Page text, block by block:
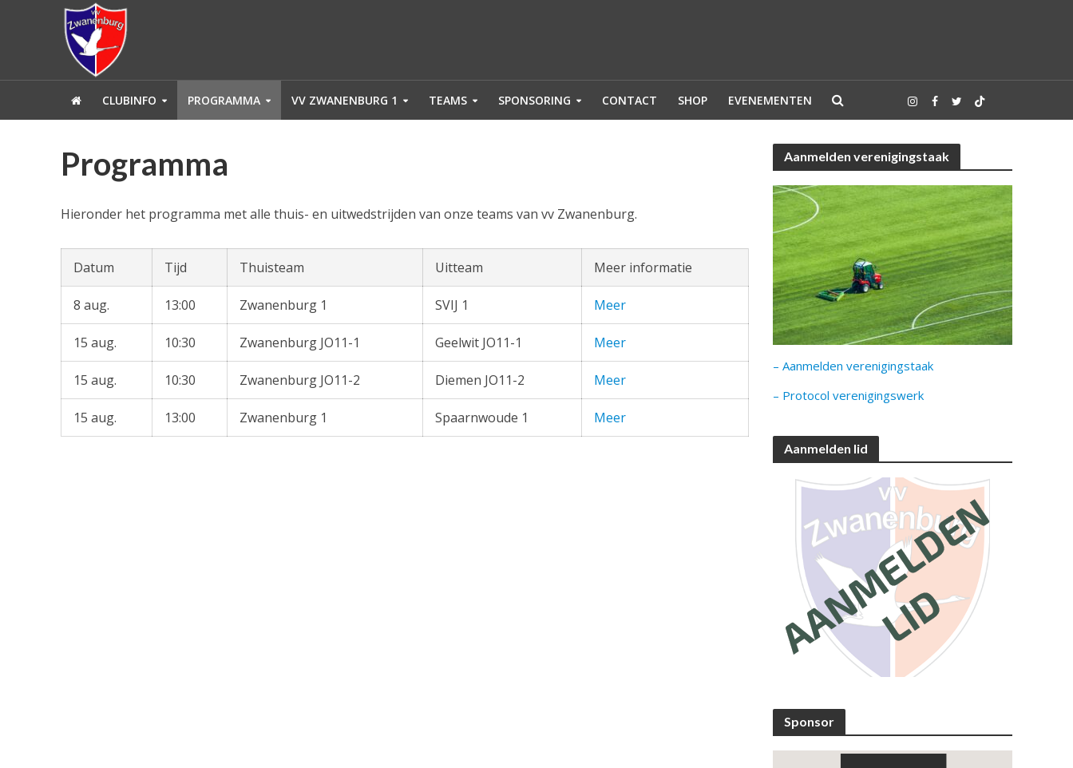
CLUBINFO PROGRAMMA VV ZWANENBURG 1 TEAMS SPONSORING CONTACT SHOP EVENEMENTEN
Programma
Hieronder het programma met alle thuis- en uitwedstrijden van onze teams van vv Zwanenburg.
Datum Tijd Thuisteam Uitteam Meer informatie
8 aug. 13:00 Zwanenburg 1 SVIJ 1 Meer
15 aug. 10:30 Zwanenburg JO11-1 Geelwit JO11-1 Meer
15 aug. 10:30 Zwanenburg JO11-2 Diemen JO11-2 Meer
15 aug. 13:00 Zwanenburg 1 Spaarnwoude 1 Meer
Aanmelden verenigingstaak
– Aanmelden verenigingstaak
– Protocol verenigingswerk
Aanmelden lid
Sponsor